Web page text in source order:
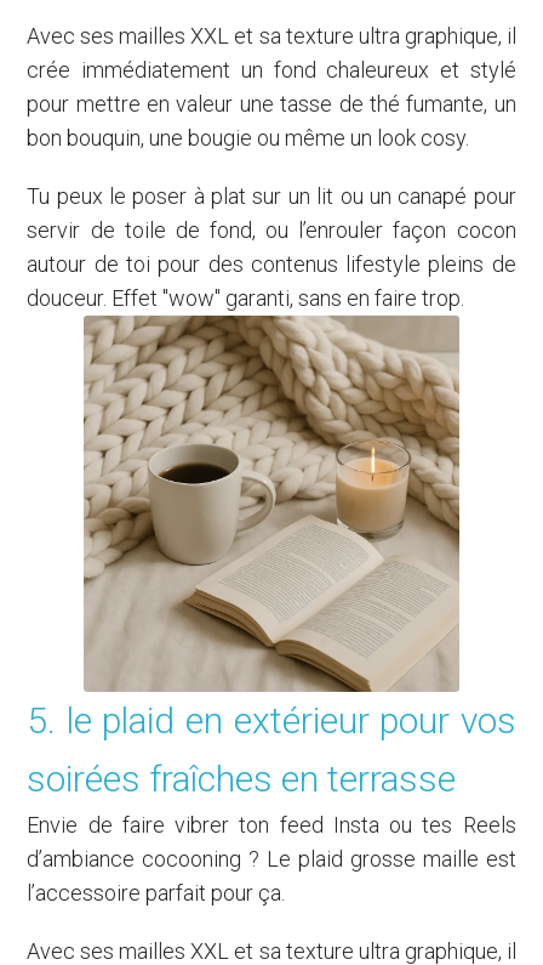
Avec ses mailles XXL et sa texture ultra graphique, il
crée immédiatement un fond chaleureux et stylé
pour mettre en valeur une tasse de thé fumante, un
bon bouquin, une bougie ou même un look cosy.
Tu peux le poser à plat sur un lit ou un canapé pour
servir de toile de fond, ou l’enrouler façon cocon
autour de toi pour des contenus lifestyle pleins de
douceur. Effet "wow" garanti, sans en faire trop.
5. le plaid en extérieur pour vos
soirées fraîches en terrasse
Envie de faire vibrer ton feed Insta ou tes Reels
d’ambiance cocooning ? Le plaid grosse maille est
l’accessoire parfait pour ça.
Avec ses mailles XXL et sa texture ultra graphique, il